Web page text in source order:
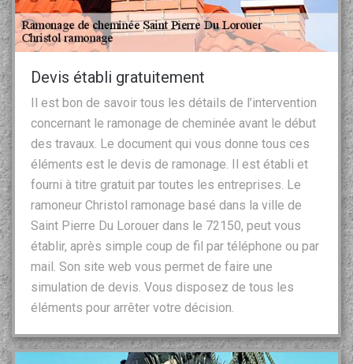
Devis établi gratuitement
Il est bon de savoir tous les détails de l’intervention
concernant le ramonage de cheminée avant le début
des travaux. Le document qui vous donne tous ces
éléments est le devis de ramonage. Il est établi et
fourni à titre gratuit par toutes les entreprises. Le
ramoneur Christol ramonage basé dans la ville de
Saint Pierre Du Lorouer dans le 72150, peut vous
établir, après simple coup de fil par téléphone ou par
mail. Son site web vous permet de faire une
simulation de devis. Vous disposez de tous les
éléments pour arrêter votre décision.